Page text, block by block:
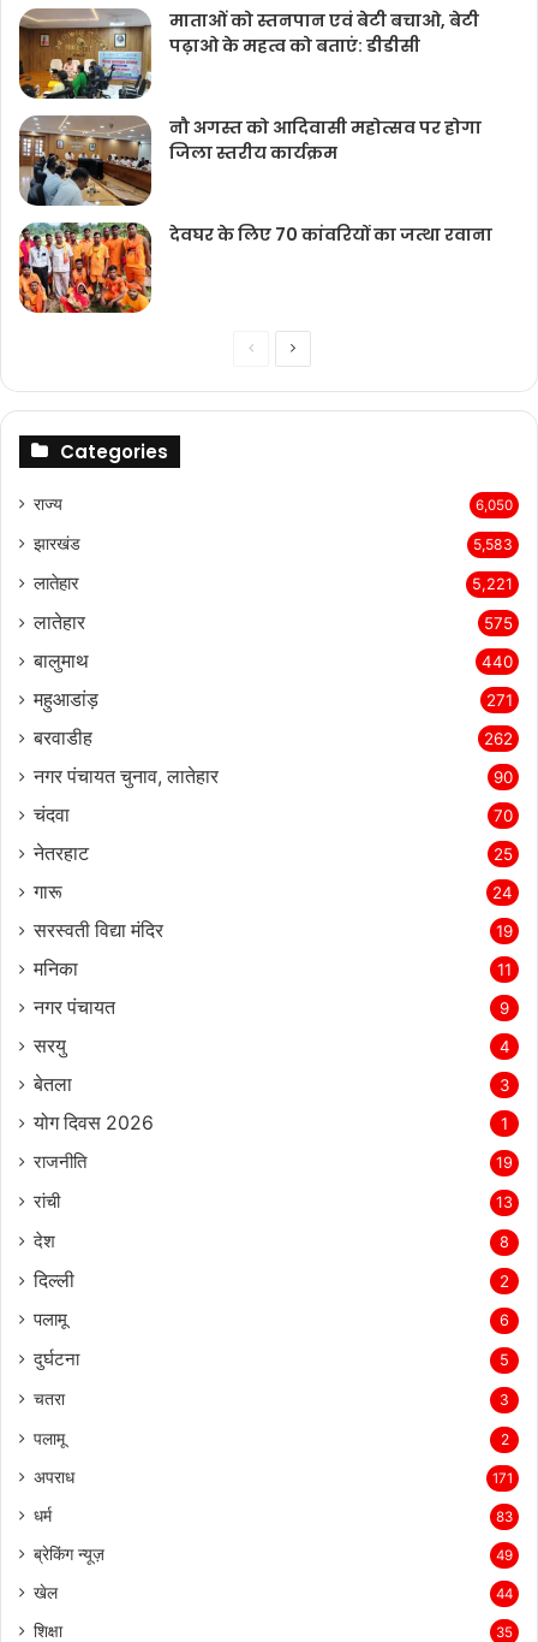
माताओं को स्तनपान एवं बेटी बचाओ, बेटी
पढ़ाओ के महत्व को बताएं: डीडीसी
नौ अगस्त को आदिवासी महोत्सव पर होगा
जिला स्तरीय कार्यक्रम
देवघर के लिए 70 कांवरियों का जत्था रवाना
PreviousNext
Categories
राज्‍य 6,050
झारखंड 5,583
लातेहार 5,221
लातेहार 575
बालुमाथ 440
महुआडांड़ 271
बरवाडीह 262
नगर पंचायत चुनाव, लातेहार 90
चंदवा 70
नेतरहाट 25
गारू 24
सरस्‍वती विद्या मंदिर 19
मनिका 11
नगर पंचायत 9
सरयु 4
बेतला 3
योग दिवस 2026 1
राजनीति 19
रांची 13
देश 8
दिल्‍ली 2
पलामू 6
दुर्घटना 5
चतरा 3
पलामू 2
अपराध 171
धर्म 83
ब्रेकिंग न्यूज़ 49
खेल 44
शिक्षा 35